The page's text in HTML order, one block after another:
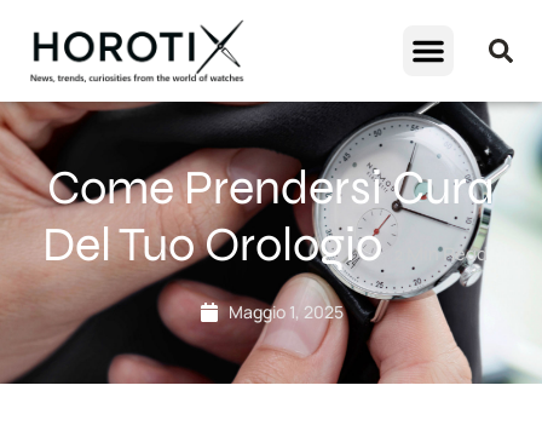
Come Prendersi Cura
Del Tuo Orologio
Min Read
Maggio 1, 2025